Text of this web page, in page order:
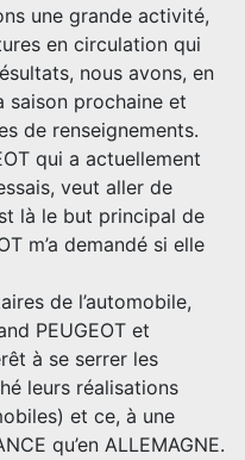
une grande activité,
en circulation qui
nous avons, en
saison prochaine et
de renseignements.
qui a actuellement
veut aller de
là le but principal de
m’a demandé si elle
de l’automobile,
PEUGEOT et
à se serrer les
leurs réalisations
et ce, à une
qu’en ALLEMAGNE.